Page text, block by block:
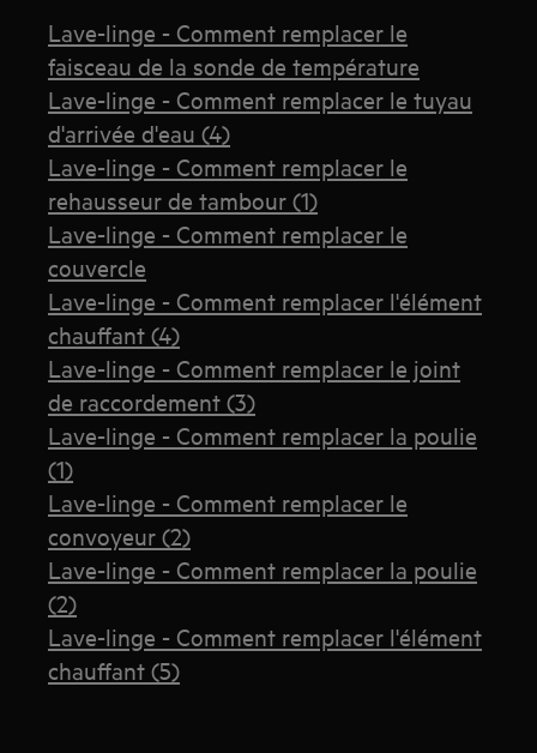
Lave-linge - Comment remplacer le
faisceau de la sonde de température
Lave-linge - Comment remplacer le tuyau
d'arrivée d'eau (4)
Lave-linge - Comment remplacer le
rehausseur de tambour (1)
Lave-linge - Comment remplacer le
couvercle
Lave-linge - Comment remplacer l'élément
chauffant (4)
Lave-linge - Comment remplacer le joint
de raccordement (3)
Lave-linge - Comment remplacer la poulie
(1)
Lave-linge - Comment remplacer le
convoyeur (2)
Lave-linge - Comment remplacer la poulie
(2)
Lave-linge - Comment remplacer l'élément
chauffant (5)